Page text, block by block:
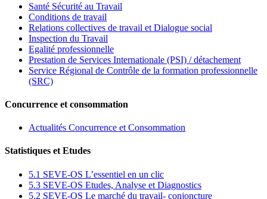
Santé Sécurité au Travail
Conditions de travail
Relations collectives de travail et Dialogue social
Inspection du Travail
Egalité professionnelle
Prestation de Services Internationale (PSI) / détachement
Service Régional de Contrôle de la formation professionnelle
(SRC)
Concurrence et consommation
Actualités Concurrence et Consommation
Statistiques et Etudes
5.1 SEVE-OS L’essentiel en un clic
5.3 SEVE-OS Etudes, Analyse et Diagnostics
5.2 SEVE-OS Le marché du travail- conjoncture